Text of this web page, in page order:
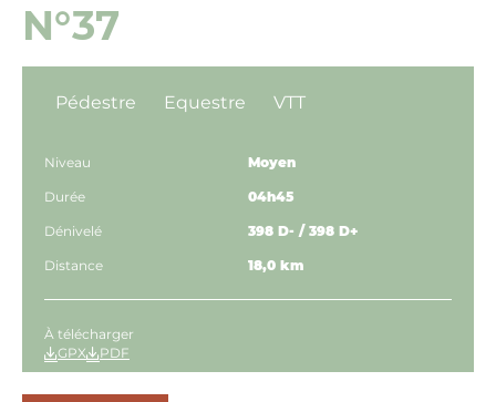
N°37
Pédestre Equestre VTT
Niveau Moyen
Durée 04h45
Dénivelé 398 D- / 398 D+
Distance 18,0 km
À télécharger
GPX
PDF